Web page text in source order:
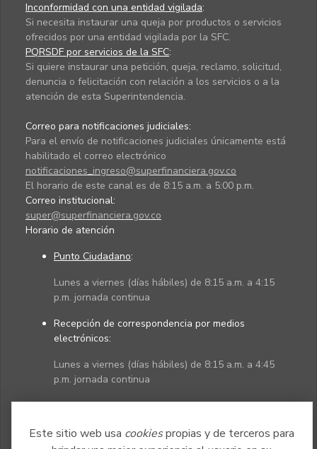
Este sitio web usa cookiespropias y de terceros para
Inconformidad con una entidad vigilada:
Si necesita instaurar una queja por productos o servicios
ofrecidos por una entidad vigilada por la SFC.
PQRSDF por servicios de la SFC:
Si quiere instaurar una petición, queja, reclamo, solicitud,
denuncia o felicitación con relación a los servicios o a la
atención de esta Superintendencia.
Correo para notificaciones judiciales:
Para el envío de notificaciones judiciales únicamente está
habilitado el correo electrónico
notificaciones_ingreso@superfinanciera.gov.co
El horario de este canal es de 8:15 a.m. a 5:00 p.m.
Correo institucional:
super@superfinanciera.gov.co
Horario de atención
Punto Ciudadano:
Lunes a viernes (días hábiles) de 8:15 a.m. a 4:15
p.m. jornada continua
Recepción de correspondencia por medios
electrónicos:
Lunes a viernes (días hábiles) de 8:15 a.m. a 4:45
p.m. jornada continua